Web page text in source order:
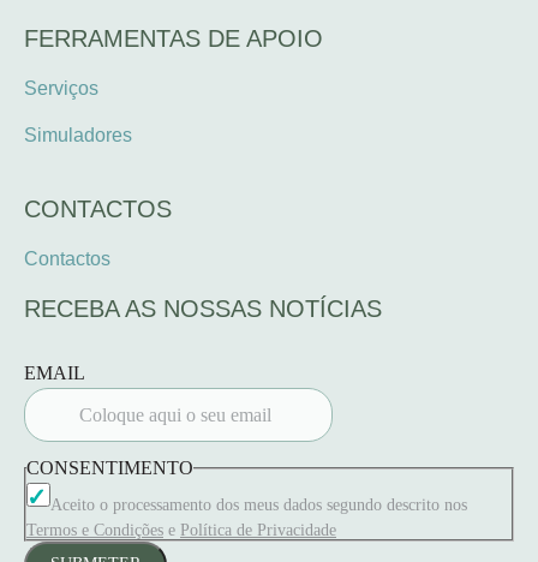
FERRAMENTAS DE APOIO
Serviços
Simuladores
CONTACTOS
Contactos
RECEBA AS NOSSAS NOTÍCIAS
EMAIL
CONSENTIMENTO
Aceito o processamento dos meus dados segundo descrito nos
Termos e Condições e Política de Privacidade